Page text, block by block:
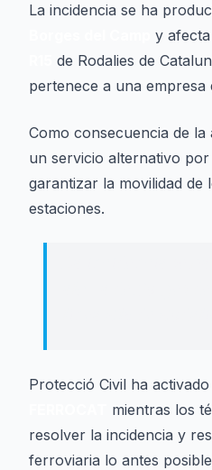
La incidencia se ha
y
de Rodalies de
pertenece a una empresa
Como consecuencia de
un servicio alternativo
garantizar la movilidad de
estaciones.
Protecció Civil ha
mientras los
resolver la incidencia y
ferroviaria lo antes